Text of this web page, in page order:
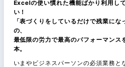
Excelの使い慣れた機能ばかり利用し
い！
「表づくりをしているだけで残業に
の、
最低限の労力で最高のパフォーマンス
本。
いまやビジネスパーソンの必須業務